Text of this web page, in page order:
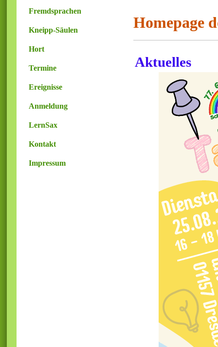
Fremdsprachen
Kneipp-Säulen
Hort
Termine
Ereignisse
Anmeldung
LernSax
Kontakt
Impressum
Homepage
Aktuelles